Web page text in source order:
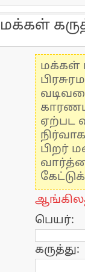
மக்கள்
மக்கள்
ஏற்பட
பிறர்
பெயர்:
கருத்து: